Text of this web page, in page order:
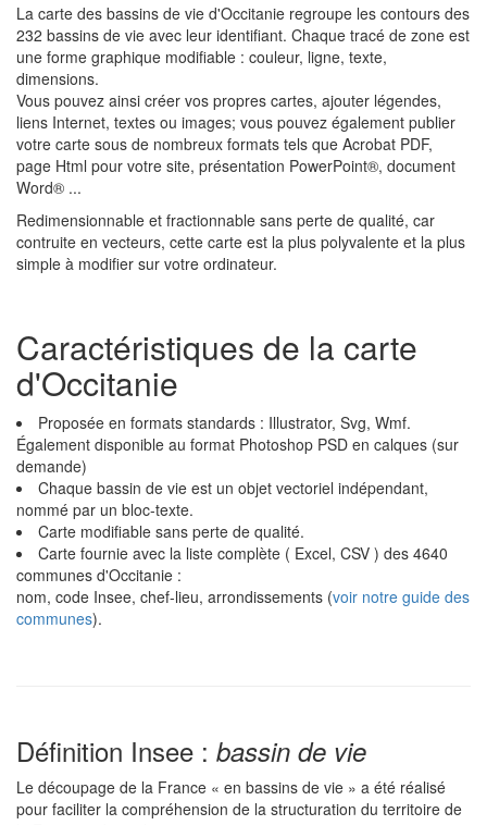
La carte des bassins de vie d'Occitanie regroupe les contours des
232 bassins de vie avec leur identifiant. Chaque tracé de zone est
une forme graphique modifiable : couleur, ligne, texte,
dimensions.
Vous pouvez ainsi créer vos propres cartes, ajouter légendes,
liens Internet, textes ou images; vous pouvez également publier
votre carte sous de nombreux formats tels que Acrobat PDF,
page Html pour votre site, présentation PowerPoint®, document
Word® ...
Redimensionnable et fractionnable sans perte de qualité, car
contruite en vecteurs, cette carte est la plus polyvalente et la plus
simple à modifier sur votre ordinateur.
Caractéristiques de la carte
d'Occitanie
Proposée en formats standards : Illustrator, Svg, Wmf.
Également disponible au format Photoshop PSD en calques (sur
demande)
Chaque bassin de vie est un objet vectoriel indépendant,
nommé par un bloc-texte.
Carte modifiable sans perte de qualité.
Carte fournie avec la liste complète ( Excel, CSV ) des 4640
communes d'Occitanie :
nom, code Insee, chef-lieu, arrondissements (voir notre guide des
communes).
Définition Insee : bassin de vie
Le découpage de la France « en bassins de vie » a été réalisé
pour faciliter la compréhension de la structuration du territoire de